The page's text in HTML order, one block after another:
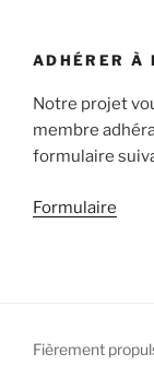
ADHÉRER À
Notre projet
membre
formulaire
Formulaire
Fièrement